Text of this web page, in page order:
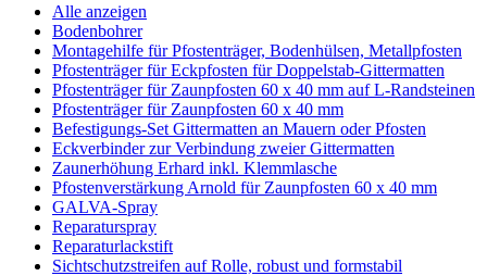
Alle anzeigen
Bodenbohrer
Montagehilfe für Pfostenträger, Bodenhülsen, Metallpfosten
Pfostenträger für Eckpfosten für Doppelstab-Gittermatten
Pfostenträger für Zaunpfosten 60 x 40 mm auf L-Randsteinen
Pfostenträger für Zaunpfosten 60 x 40 mm
Befestigungs-Set Gittermatten an Mauern oder Pfosten
Eckverbinder zur Verbindung zweier Gittermatten
Zaunerhöhung Erhard inkl. Klemmlasche
Pfostenverstärkung Arnold für Zaunpfosten 60 x 40 mm
GALVA-Spray
Reparaturspray
Reparaturlackstift
Sichtschutzstreifen auf Rolle, robust und formstabil